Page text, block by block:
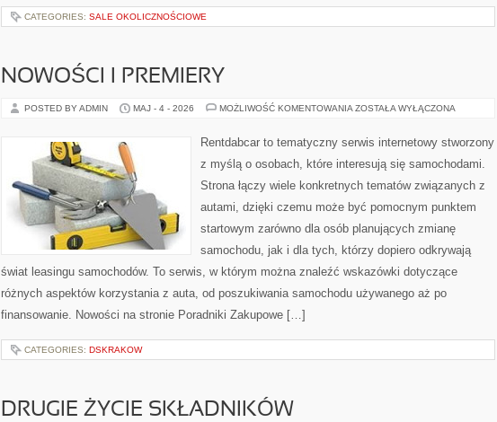
CATEGORIES: SALE OKOLICZNOŚCIOWE
NOWOŚCI I PREMIERY
POSTED BY ADMIN MAJ - 4 - 2026 MOŻLIWOŚĆ KOMENTOWANIA NOWOŚCI
ZOSTAŁA WYŁĄCZONA
Rentdabcar to tematyczny serwis internetowy stworzony
z myślą o osobach, które interesują się samochodami.
Strona łączy wiele konkretnych tematów związanych z
autami, dzięki czemu może być pomocnym punktem
startowym zarówno dla osób planujących zmianę
samochodu, jak i dla tych, którzy dopiero odkrywają
świat leasingu samochodów. To serwis, w którym można znaleźć wskazówki dotyczące
różnych aspektów korzystania z auta, od poszukiwania samochodu używanego aż po
finansowanie. Nowości na stronie Poradniki Zakupowe […]
CATEGORIES: DSKRAKOW
DRUGIE ŻYCIE SKŁADNIKÓW